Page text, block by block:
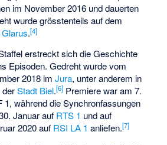
im November 2016 und dauerten
wurde grösstenteils auf dem
Glarus.[4]
erstreckt sich die Geschichte
Episoden. Gedreht wurde vom
2018 imJura, unter anderem in
derStadt Biel.[6] Premiere war am 7.
1, während die Synchronfassungen
Januar auf RTS 1 und auf
2020 auf RSI LA 1 anliefen.[7]